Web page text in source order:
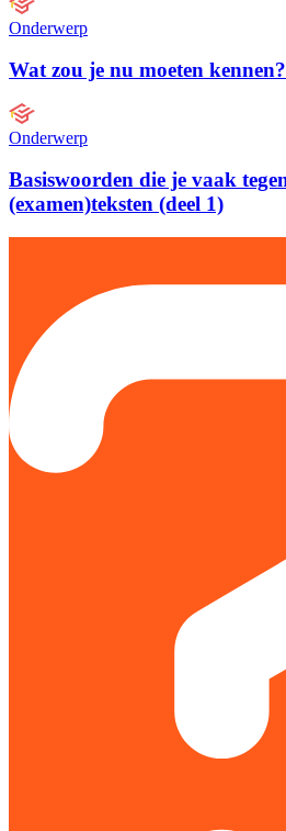
Onderwerp
Wat zou je nu moeten
Onderwerp
Basiswoorden die je vaak
(examen)teksten (deel 1)